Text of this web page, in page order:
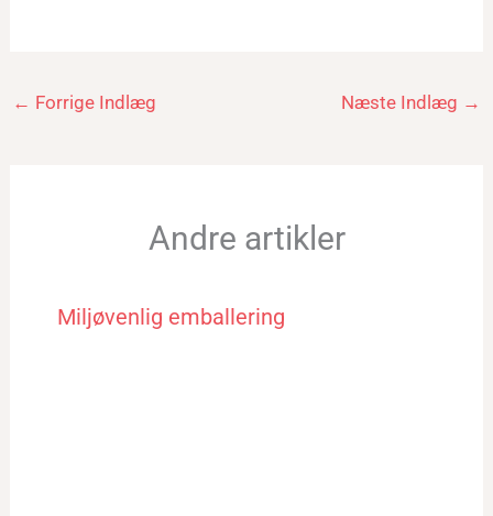
← Forrige Indlæg Næste Indlæg →
Andre artikler
Miljøvenlig emballering